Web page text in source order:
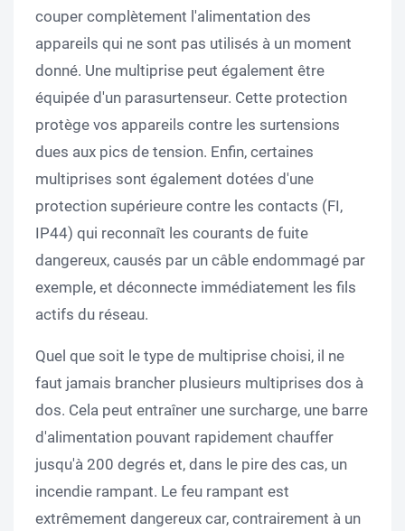
couper complètement l'alimentation des
appareils qui ne sont pas utilisés à un moment
donné. Une multiprise peut également être
équipée d'un parasurtenseur. Cette protection
protège vos appareils contre les surtensions
dues aux pics de tension. Enfin, certaines
multiprises sont également dotées d'une
protection supérieure contre les contacts (FI,
IP44) qui reconnaît les courants de fuite
dangereux, causés par un câble endommagé par
exemple, et déconnecte immédiatement les fils
actifs du réseau.
Quel que soit le type de multiprise choisi, il ne
faut jamais brancher plusieurs multiprises dos à
dos. Cela peut entraîner une surcharge, une barre
d'alimentation pouvant rapidement chauffer
jusqu'à 200 degrés et, dans le pire des cas, un
incendie rampant. Le feu rampant est
extrêmement dangereux car, contrairement à un